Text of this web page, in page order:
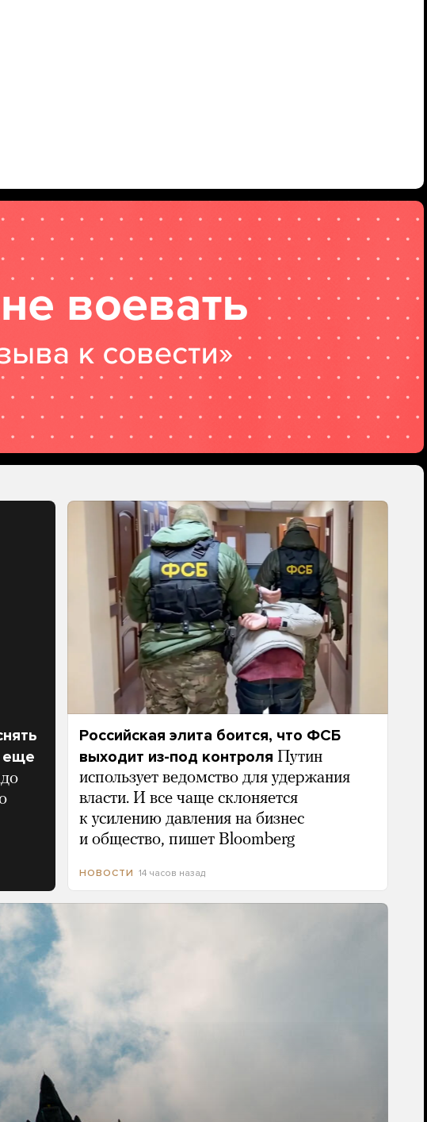
еще
Российская элита боится, что ФСБ
выходит из-под контроля Путин
использует ведомство для удержания
власти. И все чаще склоняется
к усилению давления на бизнес
и общество, пишет Bloomberg
НОВОСТИ 14 часов назад